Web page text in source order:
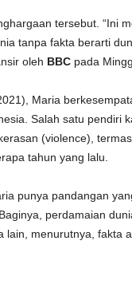
tersebut. “Ini
tanpa fakta berarti
oleh BBCpada
Maria
Salah satu pendiri
(violence),
tahun yang lalu.
punya pandangan
perdamaian
lain, menurutnya, fakta